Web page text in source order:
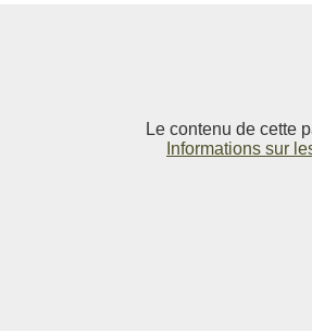
Le contenu de cette
Informations sur